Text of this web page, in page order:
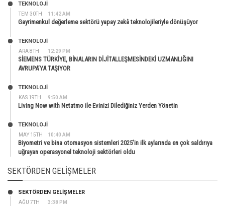
TEM 30TH 11:42 AM
TEKNOLOJİ
Gayrimenkul değerleme sektörü yapay zekâ teknolojileriyle dönüşüyor
ARA 8TH 12:29 PM
TEKNOLOJİ
SİEMENS TÜRKİYE, BİNALARIN DİJİTALLEŞMESİNDEKİ UZMANLIĞINI
AVRUPA’YA TAŞIYOR
KAS 19TH 9:50 AM
TEKNOLOJİ
Living Now with Netatmo ile Evinizi Dilediğiniz Yerden Yönetin
MAY 15TH 10:40 AM
TEKNOLOJİ
Biyometri ve bina otomasyon sistemleri 2025’in ilk aylarında en çok saldırıya
uğrayan operasyonel teknoloji sektörleri oldu
SEKTÖRDEN GELIŞMELER
AĞU 7TH 3:38 PM
SEKTÖRDEN GELIŞMELER